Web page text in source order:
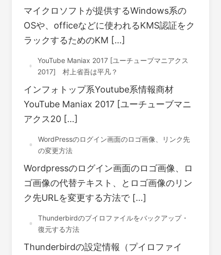
マイクロソフトが提供するWindows系の
OSや、officeなどに使われるKMS認証をク
ラックするためのKM […]
YouTube Maniax 2017 [ユーチューブマニアクス
2017] 村上省吾は平凡？
インフォトップ系Youtube系情報商材
YouTube Maniax 2017 [ユーチューブマニ
アクス20 […]
WordPressのログイン画面のロゴ画像、リンク先
の変更方法
Wordpressのログイン画面のロゴ画像、ロ
ゴ画像の代替テキスト、とロゴ画像のリン
ク先URLを変更する方法で […]
Thunderbirdのプイロファイルをバックアップ・
復元する方法
Thunderbirdの設定情報（プイロファイ